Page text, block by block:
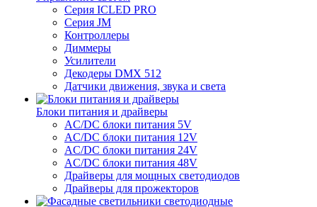
Серия ICLED PRO
Серия JM
Контроллеры
Диммеры
Усилители
Декодеры DMX 512
Датчики движения, звука и света
Блоки питания и драйверы
AC/DC блоки питания 5V
AC/DC блоки питания 12V
AC/DC блоки питания 24V
AC/DC блоки питания 48V
Драйверы для мощных светодиодов
Драйверы для прожекторов